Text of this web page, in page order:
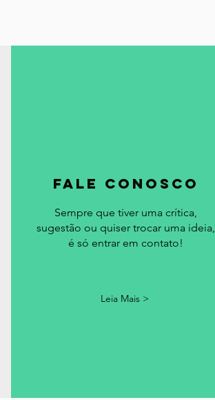
fale conosco
Sempre que tiver uma crítica,
sugestão ou quiser trocar uma ideia,
é só entrar em contato!
Leia Mais >